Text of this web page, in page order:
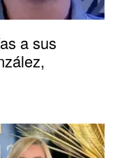
a sus